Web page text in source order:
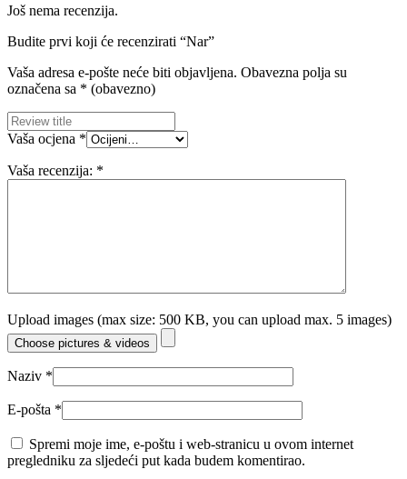
Još nema recenzija.
Budite prvi koji će recenzirati “Nar”
Vaša adresa e-pošte neće biti objavljena. Obavezna polja su
označena sa * (obavezno)
Vaša ocjena *
Vaša recenzija: *
Upload images (max size: 500 KB, you can upload max. 5 images)
Choose pictures & videos
Naziv *
E-pošta *
Spremi moje ime, e-poštu i web-stranicu u ovom internet
pregledniku za sljedeći put kada budem komentirao.